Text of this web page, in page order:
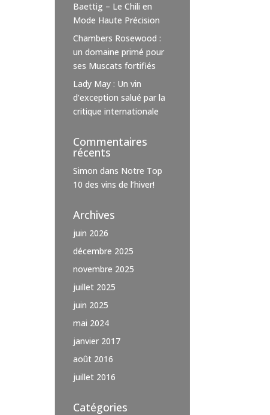
Baettig – Le Chili en
Mode Haute Précision
Chambers Rosewood :
un domaine primé pour
ses Muscats fortifiés
Lady May : Un vin
d’exception salué par la
critique internationale
Commentaires
récents
Simon dans Notre Top
10 des vins de l’hiver!
Archives
juin 2026
décembre 2025
novembre 2025
juillet 2025
juin 2025
mai 2024
janvier 2017
août 2016
juillet 2016
Catégories